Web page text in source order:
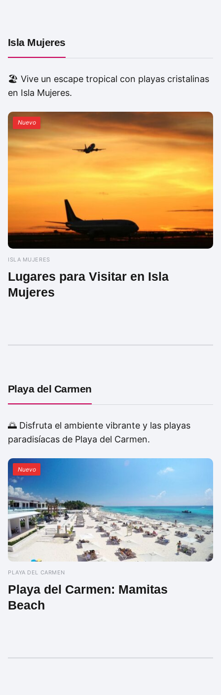
Isla Mujeres
🏖️ Vive un escape tropical con playas cristalinas
en Isla Mujeres.
Nuevo
ISLA MUJERES
Lugares para Visitar en Isla
Mujeres
Playa del Carmen
🌅 Disfruta el ambiente vibrante y las playas
paradisíacas de Playa del Carmen.
Nuevo
PLAYA DEL CARMEN
Playa del Carmen: Mamitas
Beach